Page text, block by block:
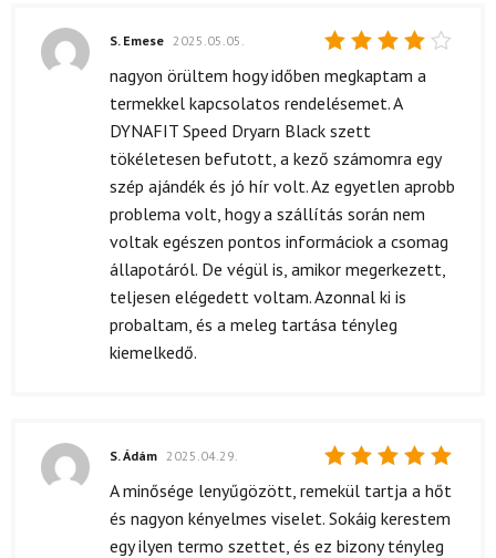
Értékelés:
/ 5
S. Emese 2025.05.05.
nagyon örültem hogy időben megkaptam a
termekkel kapcsolatos rendelésemet. A
DYNAFIT Speed Dryarn Black szett
tökéletesen befutott, a kező számomra egy
szép ajándék és jó hír volt. Az egyetlen aprobb
problema volt, hogy a szállítás során nem
voltak egészen pontos informáciok a csomag
állapotáról. De végül is, amikor megerkezett,
teljesen elégedett voltam. Azonnal ki is
probaltam, és a meleg tartása tényleg
kiemelkedő.
Értékelés:
S. Ádám 2025.04.29.
A minősége lenyűgözött, remekül tartja a hőt
és nagyon kényelmes viselet. Sokáig kerestem
egy ilyen termo szettet, és ez bizony tényleg